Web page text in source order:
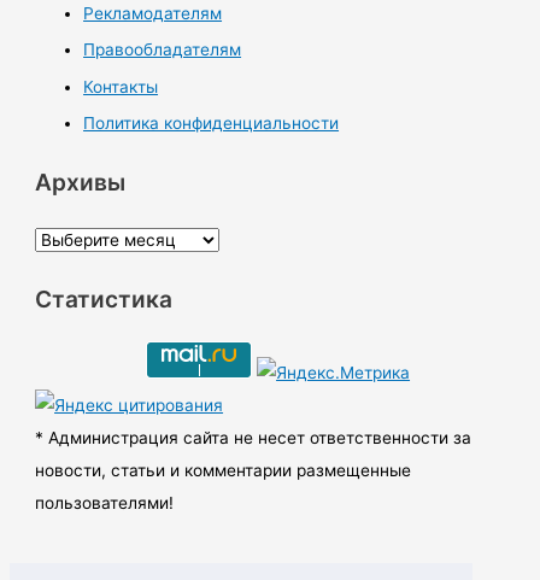
Рекламодателям
Правообладателям
Контакты
Политика конфиденциальности
Архивы
А
х
ы
Статистика
* Администрация сайта не несет ответственности за
новости, статьи и комментарии размещенные
пользователями!